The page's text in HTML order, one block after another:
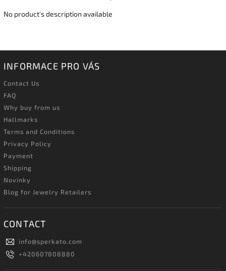
No product's description available
INFORMACE PRO VÁS
Contact Us
FAQ
Why buy from us
Hallmarks
Terms and Conditions
Privacy Policy
Payment
Shipping
Novinky
Blog for Jewelry Retailers
CONTACT
info@sperkato.com
+420607808880